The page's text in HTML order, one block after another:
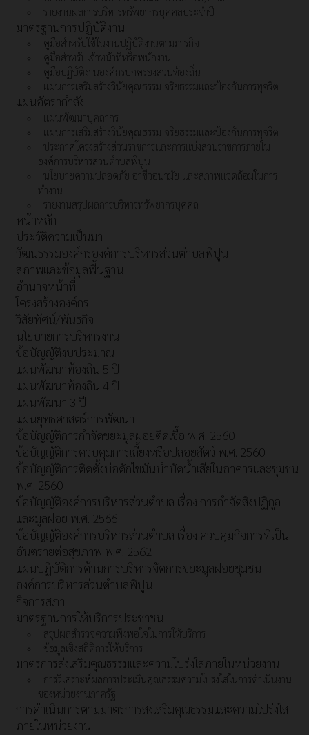
รายงานผลการบริหารทรัพยากรบุคคลประจำปี
มาตรฐานการปฏิบัติงาน
คู่มือสำหรับใช้ในงานปฏิบัติงานตามภารกิจ
คู่มือสำหรับเจ้าหน้าที่หรือพนักงาน
คู่มือปฏิบัติงานองค์กรปกครองส่วนท้องถิ่น
แผนการเสริมสร้างวินัยคุณธรรม จริยธรรมและป้องกันการทุจริต
แผนอัตรากำลัง
แผนพัฒนาบุคลากร
แผนการเสริมสร้างวินัยคุณธรรม จริยธรรมและป้องกันการทุจริต
ประกาศโครงสร้างส่วนราชการและการแบ่งส่วนราชการภายใน
องค์การบริหารส่วนตำบลพิปูน
นโยบายความปลอดภัย อาชีวอนามัย และสภาพแวดล้อมในการ
ทำงาน
รายงานสรุปผลการบริหารทรัพยากรบุคคล
หน้าหลัก
ประวัติความเป็นมา
วัฒนธรรมองค์กรองค์การบริหารส่วนตำบลพิปูน
สภาพและข้อมูลพื้นฐาน
อำนาจหน้าที่
โครงสร้างองค์กร
วิสัยทัศน์/พันธกิจ
นโยบายการบริหารงาน
ข้อบัญญัติงบประมาณ
แผนพัฒนาท้องถิ่น 5 ปี
แผนพัฒนาท้องถิ่น 4 ปี
แผนพัฒนา 3 ปี
แผนยุทธศาสตร์การพัฒนา
ข้อบัญญัติการกำจัดขยะมูลฝอยติดเชื้อ พ.ศ. 2560
ข้อบัญญัติการควบคุมการเลี้ยงหรือปล่อยสัตว์ พ.ศ. 2560
ข้อบัญญัติการติดตั้งบ่อดักไขมันบำบัดน้ำเสียในอาคารและชุมชน
พ.ศ. 2560
ข้อบัญญัติองค์การบริหารส่วนตำบล เรื่อง การกำจัดสิ่งปฏิกูล
และมูลฝอย พ.ศ. 2566
ข้อบัญญัติองค์การบริหารส่วนตำบล เรื่อง ควบคุมกิจการที่เป็น
อันตรายต่อสุขภาพ พ.ศ. 2562
แผนปฏิบัติการด้านการบริหารจัดการขยะมูลฝอยชุมชน
องค์การบริหารส่วนตำบลพิปูน
กิจการสภา
มาตรฐานการให้บริการประชาชน
สรุปผลสำรวจความพึงพอใจในการให้บริการ
ข้อมูลเชิงสถิติการให้บริการ
มาตรการส่งเสริมคุณธรรมและความโปร่งใสภายในหน่วยงาน
การวิเคราะห์ผลการประเมินคุณธรรมความโปร่งใสในการดำเนินงาน
ของหน่วยงานภาครัฐ
การดำเนินการตามมาตรการส่งเสริมคุณธรรมและความโปร่งใส
ภายในหน่วยงาน